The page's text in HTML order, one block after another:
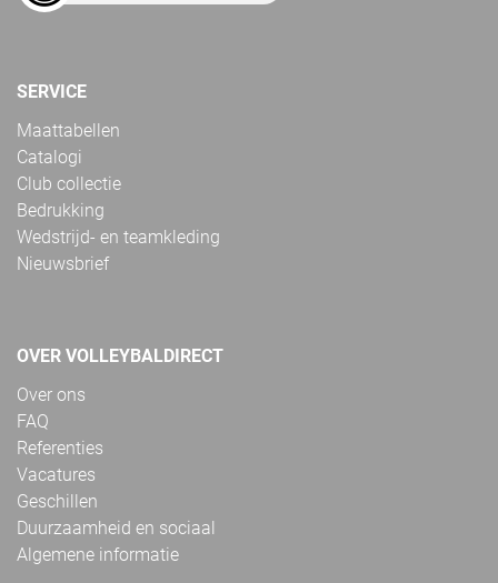
SERVICE
Maattabellen
Catalogi
Club collectie
Bedrukking
Wedstrijd- en teamkleding
Nieuwsbrief
OVER VOLLEYBALDIRECT
Over ons
FAQ
Referenties
Vacatures
Geschillen
Duurzaamheid en sociaal
Algemene informatie